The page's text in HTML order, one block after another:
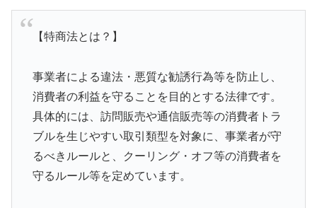
【特商法とは？】
事業者による違法・悪質な勧誘行為等を防止し、
消費者の利益を守ることを目的とする法律です。
具体的には、訪問販売や通信販売等の消費者トラ
ブルを生じやすい取引類型を対象に、事業者が守
るべきルールと、クーリング・オフ等の消費者を
守るルール等を定めています。